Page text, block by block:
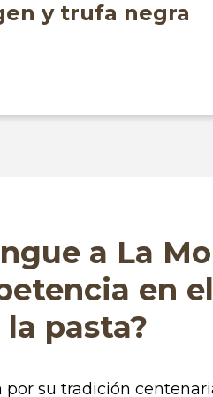
y trufa negra
a La
en el
pasta?
por su tradición